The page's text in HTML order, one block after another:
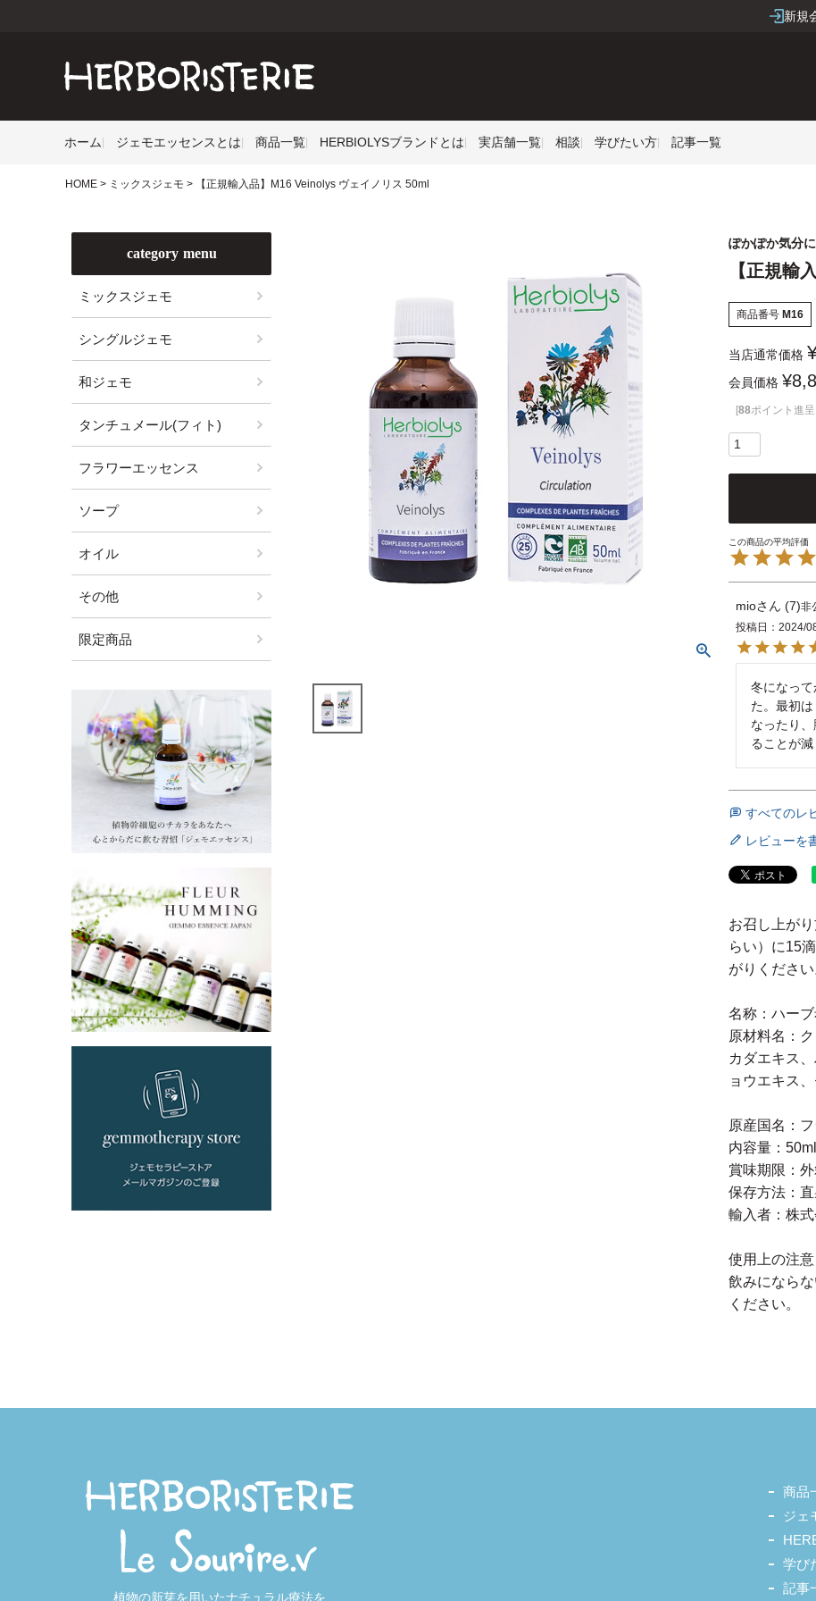
新規
ホーム ジェモエッセンスとは 商品一覧 HERBIOLYSブランドとは 実店舗一覧 相談 学びたい方 記事一覧
HOME ミックスジェモ 【正規輸入品】M16 Veinolys ヴェイノリス 50ml
category menu
ミックスジェモ
シングルジェモ
和ジェモ
タンチュメール(フィト)
フラワーエッセンス
ソープ
オイル
その他
限定商品
ぽかぽか気分
【正規輸
商品番号 M16
当店通常価格
会員価格 ¥
[88ポイント進
mio 7 非
投稿日
2024/
冬になっ
た。最初
なったり
すべてのレ
レビューを
お召し上が
らい）に15
がりくださ
名称：ハー
原材料名：
カダエキス
ョウエキス
原産国名：
内容量：50ml
賞味期限：
保存方法：
輸入者：株
使用上の注
飲みになら
ください。
植物の新芽を用いたナチュラル療法を
商品
ジェ
学び
記事